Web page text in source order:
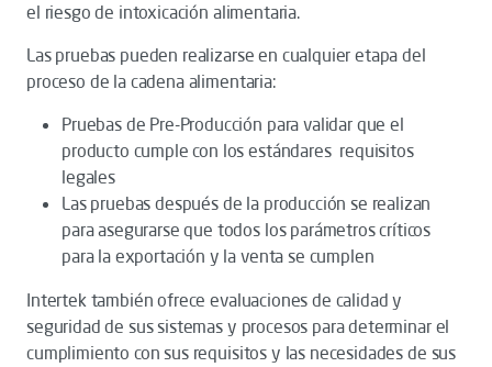
el riesgo de intoxicación alimentaria.
Las pruebas pueden realizarse en cualquier etapa del
proceso de la cadena alimentaria:
Pruebas de Pre-Producción para validar que el
producto cumple con los estándares requisitos
legales
Las pruebas después de la producción se realizan
para asegurarse que todos los parámetros críticos
para la exportación y la venta se cumplen
Intertek también ofrece evaluaciones de calidad y
seguridad de sus sistemas y procesos para determinar el
cumplimiento con sus requisitos y las necesidades de sus